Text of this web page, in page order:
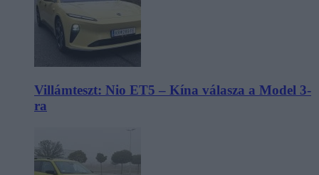
Villámteszt: Nio ET5 – Kína válasza a Model 3-
ra